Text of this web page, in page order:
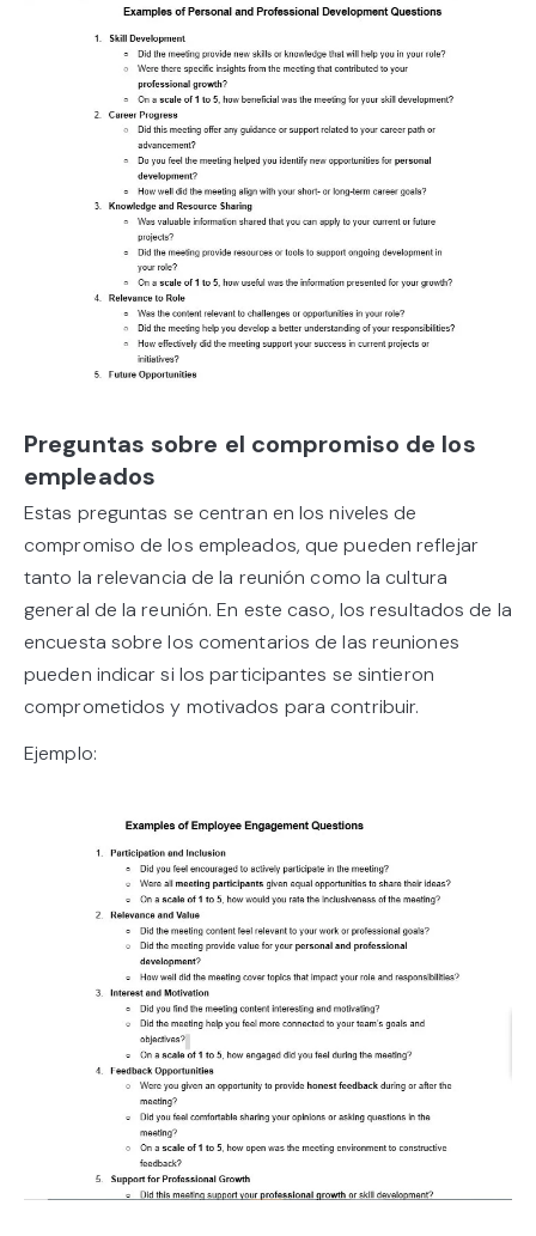
Preguntas sobre el compromiso de los
empleados
Estas preguntas se centran en los niveles de
compromiso de los empleados, que pueden reflejar
tanto la relevancia de la reunión como la cultura
general de la reunión. En este caso, los resultados de la
encuesta sobre los comentarios de las reuniones
pueden indicar si los participantes se sintieron
comprometidos y motivados para contribuir.
Ejemplo: